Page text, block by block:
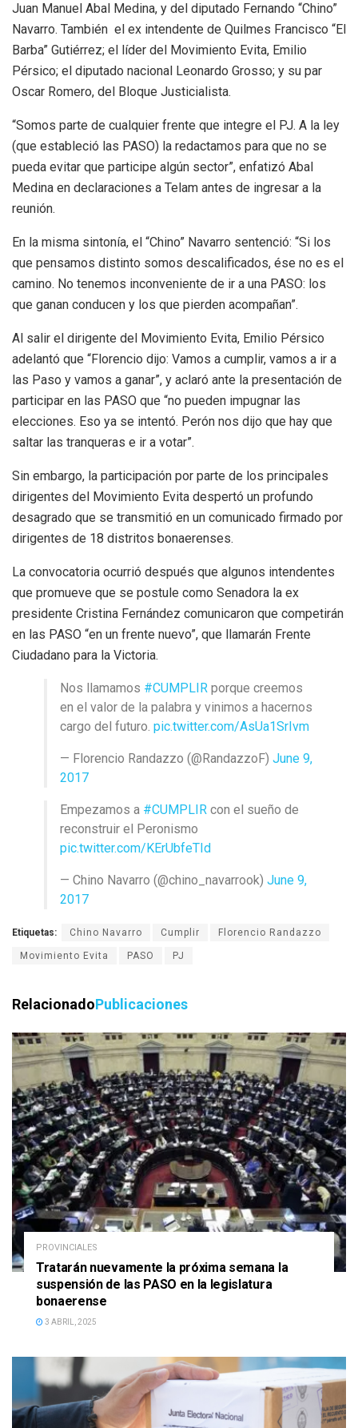
Juan Manuel Abal Medina, y del diputado Fernando “Chino”
Navarro. También el ex intendente de Quilmes Francisco “El
Barba” Gutiérrez; el líder del Movimiento Evita, Emilio
Pérsico; el diputado nacional Leonardo Grosso; y su par
Oscar Romero, del Bloque Justicialista.
“Somos parte de cualquier frente que integre el PJ. A la ley
(que estableció las PASO) la redactamos para que no se
pueda evitar que participe algún sector”, enfatizó Abal
Medina en declaraciones a Telam antes de ingresar a la
reunión.
En la misma sintonía, el “Chino” Navarro sentenció: “Si los
que pensamos distinto somos descalificados, ése no es el
camino. No tenemos inconveniente de ir a una PASO: los
que ganan conducen y los que pierden acompañan”.
Al salir el dirigente del Movimiento Evita, Emilio Pérsico
adelantó que “Florencio dijo: Vamos a cumplir, vamos a ir a
las Paso y vamos a ganar”, y aclaró ante la presentación de
participar en las PASO que “no pueden impugnar las
elecciones. Eso ya se intentó. Perón nos dijo que hay que
saltar las tranqueras e ir a votar”.
Sin embargo, la participación por parte de los principales
dirigentes del Movimiento Evita despertó un profundo
desagrado que se transmitió en un comunicado firmado por
dirigentes de 18 distritos bonaerenses.
La convocatoria ocurrió después que algunos intendentes
que promueve que se postule como Senadora la ex
presidente Cristina Fernández comunicaron que competirán
en las PASO “en un frente nuevo”, que llamarán Frente
Ciudadano para la Victoria.
Nos llamamos #CUMPLIR porque creemos
en el valor de la palabra y vinimos a hacernos
cargo del futuro. pic.twitter.com/AsUa1SrIvm
— Florencio Randazzo (@RandazzoF) June 9,
2017
Empezamos a #CUMPLIR con el sueño de
reconstruir el Peronismo
pic.twitter.com/KErUbfeTId
— Chino Navarro (@chino_navarrook) June 9,
2017
Etiquetas: Chino Navarro Cumplir Florencio Randazzo
Movimiento Evita PASO PJ
RelacionadoPublicaciones
PROVINCIALES
Tratarán nuevamente la próxima semana la
suspensión de las PASO en la legislatura
bonaerense
3 ABRIL, 2025